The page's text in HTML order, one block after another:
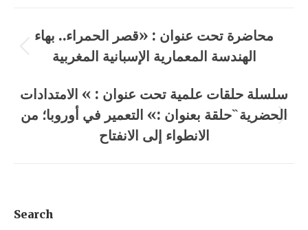
Navegación
entre
álbumes
Álbum
محاضرة تحت عنوان : «قصر الحمراء.. بهاء
الهندسة المعمارية الإسبانية المغربية
Álbum
siguiente:
سلسلة حلقات علمية تحت عنوان : » الامتدادات
الحضرية ̏ حلقة بعنوان :» التعمير في أوروبا؛ من
الانطواء إلى الانفتاح
Search